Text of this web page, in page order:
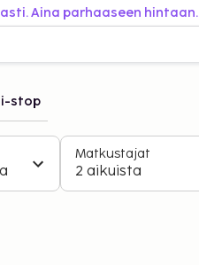
Aina parhaaseen hintaan.
stop
Matkustajat
2 aikuista